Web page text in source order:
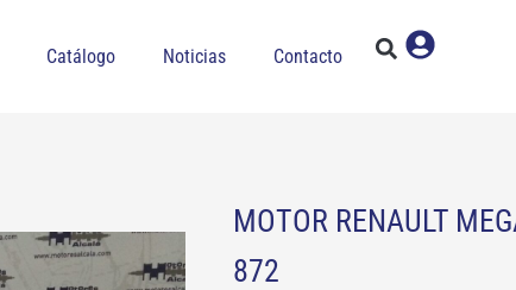
Catálogo Noticias Contacto
MOTOR RENAULT
872